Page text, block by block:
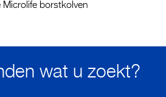
borstkolven
wat u zoekt?